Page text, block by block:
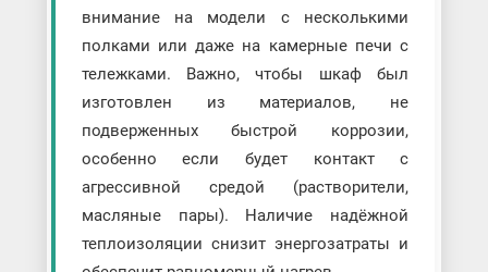
внимание на модели с несколькими
полками или даже на камерные печи с
тележками. Важно, чтобы шкаф был
изготовлен из материалов, не
подверженных быстрой коррозии,
особенно если будет контакт с
агрессивной средой (растворители,
масляные пары). Наличие надёжной
теплоизоляции снизит энергозатраты и